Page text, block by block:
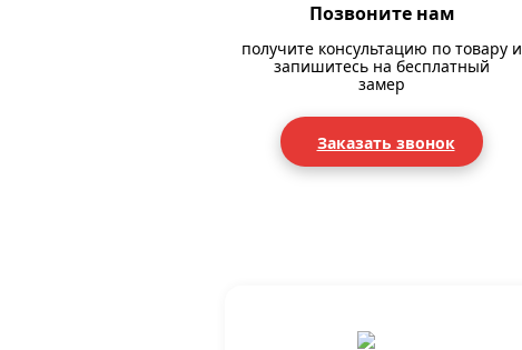
Позвоните нам
получите консультацию по товару и
запишитесь на бесплатный
замер
Заказать звонок